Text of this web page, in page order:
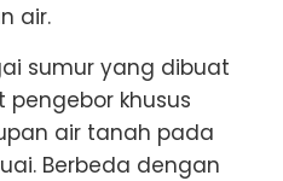
air.
sumur yang dibuat
khusus
air tanah pada
Berbeda dengan